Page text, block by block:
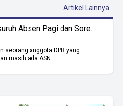
Artikel Lainnya
Absen Pagi dan Sore.
seorang anggota DPR yang
masih ada ASN...